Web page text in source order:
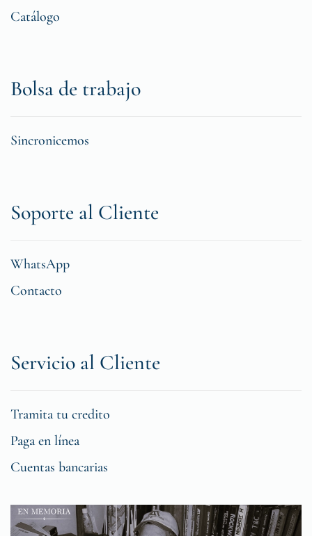
Catálogo
Bolsa de trabajo
Sincronicemos
Soporte al Cliente
WhatsApp
Contacto
Servicio al Cliente
Tramita tu credito
Paga en línea
Cuentas bancarias